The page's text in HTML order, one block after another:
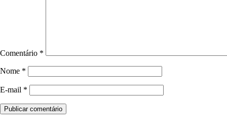
Comentário *
Nome *
E-mail *